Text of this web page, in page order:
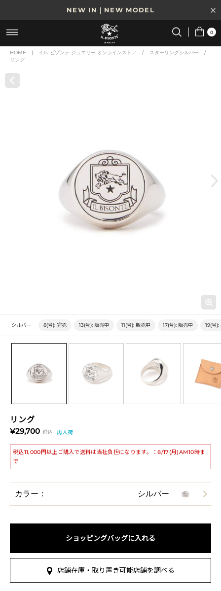
NEW IN｜NEW MODEL
8/17(月)10時まで｜税込11,000円以上で送料無料
贈る相手やシーンから選べる、新しいギフトガイド
0
HOME | イル ビゾンテ ジュエリー オンラインストア / スターリングシルバー
/
リング
リング
¥29,700 税込 再入荷
税込11,000円以上ご購入で送料は当社負担になります。：8/17(月)AM10時ま
で
シルバー 8(号): 完売 13(号): 販売中 11(号): 販売中 17(号): 販売中 19(号):
カラー： シルバー
ショッピングバッグに入れる
店舗在庫・取り置き可能店舗を調べる